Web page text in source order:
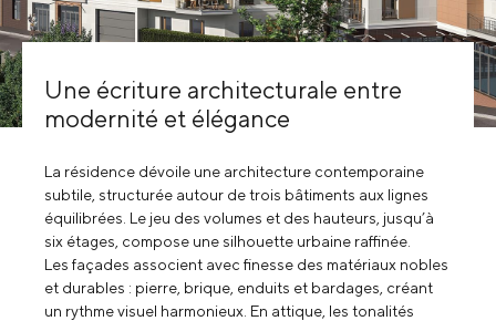
Une écriture architecturale entre
modernité et élégance
La résidence dévoile une architecture contemporaine
subtile, structurée autour de trois bâtiments aux lignes
équilibrées. Le jeu des volumes et des hauteurs, jusqu’à
six étages, compose une silhouette urbaine raffinée.
Les façades associent avec finesse des matériaux nobles
et durables : pierre, brique, enduits et bardages, créant
un rythme visuel harmonieux. En attique, les tonalités